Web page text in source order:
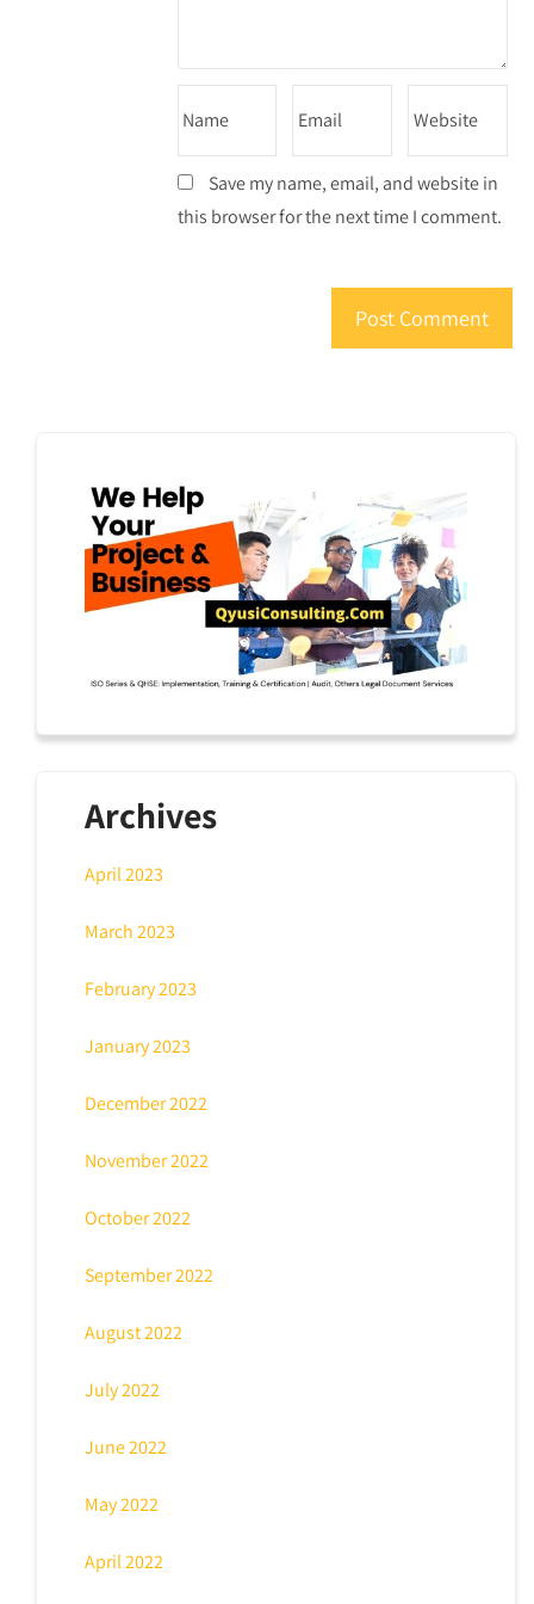
Save my name, email, and website in
this browser for the next time I comment.
Archives
April 2023
March 2023
February 2023
January 2023
December 2022
November 2022
October 2022
September 2022
August 2022
July 2022
June 2022
May 2022
April 2022